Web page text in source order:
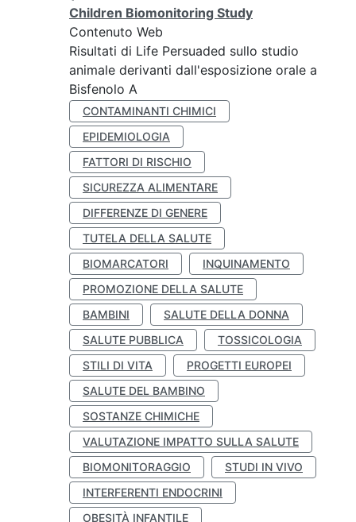
Children Biomonitoring Study
Contenuto Web
Risultati di Life Persuaded sullo studio
animale derivanti dall'esposizione orale a
Bisfenolo A
CONTAMINANTI CHIMICI
EPIDEMIOLOGIA
FATTORI DI RISCHIO
SICUREZZA ALIMENTARE
DIFFERENZE DI GENERE
TUTELA DELLA SALUTE
BIOMARCATORI
INQUINAMENTO
PROMOZIONE DELLA SALUTE
BAMBINI
SALUTE DELLA DONNA
SALUTE PUBBLICA
TOSSICOLOGIA
STILI DI VITA
PROGETTI EUROPEI
SALUTE DEL BAMBINO
SOSTANZE CHIMICHE
VALUTAZIONE IMPATTO SULLA SALUTE
BIOMONITORAGGIO
STUDI IN VIVO
INTERFERENTI ENDOCRINI
OBESITÀ INFANTILE